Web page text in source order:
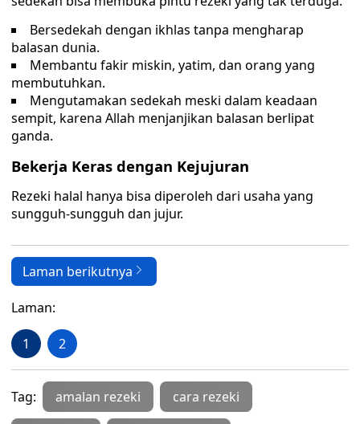
Bersedekah dengan ikhlas tanpa mengharap
balasan dunia.
Membantu fakir miskin, yatim, dan orang yang
membutuhkan.
Mengutamakan sedekah meski dalam keadaan
sempit, karena Allah menjanjikan balasan berlipat
ganda.
Bekerja Keras dengan Kejujuran
Rezeki halal hanya bisa diperoleh dari usaha yang
sungguh-sungguh dan jujur.
Laman berikutnya
Laman:
1 2
Tag: amalan rezeki cara rezeki